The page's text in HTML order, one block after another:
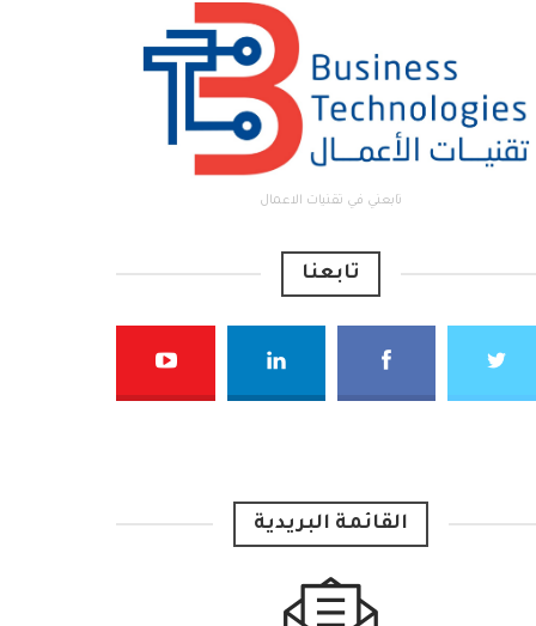
تابعني في تقنيات الاعمال
تابعنا
القائمة البريدية